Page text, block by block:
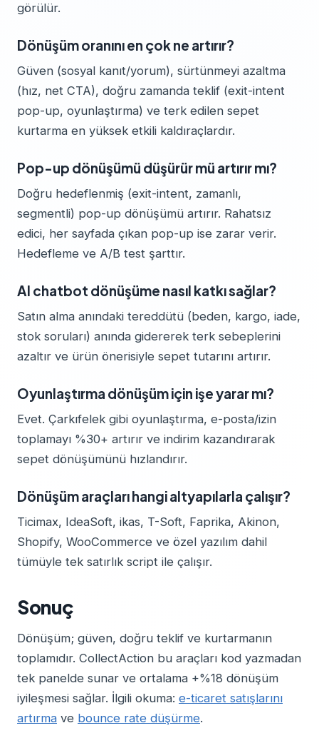
görülür.
Dönüşüm oranını en çok ne artırır?
Güven (sosyal kanıt/yorum), sürtünmeyi azaltma
(hız, net CTA), doğru zamanda teklif (exit-intent
pop-up, oyunlaştırma) ve terk edilen sepet
kurtarma en yüksek etkili kaldıraçlardır.
Pop-up dönüşümü düşürür mü artırır mı?
Doğru hedeflenmiş (exit-intent, zamanlı,
segmentli) pop-up dönüşümü artırır. Rahatsız
edici, her sayfada çıkan pop-up ise zarar verir.
Hedefleme ve A/B test şarttır.
AI chatbot dönüşüme nasıl katkı sağlar?
Satın alma anındaki tereddütü (beden, kargo, iade,
stok soruları) anında gidererek terk sebeplerini
azaltır ve ürün önerisiyle sepet tutarını artırır.
Oyunlaştırma dönüşüm için işe yarar mı?
Evet. Çarkıfelek gibi oyunlaştırma, e-posta/izin
toplamayı %30+ artırır ve indirim kazandırarak
sepet dönüşümünü hızlandırır.
Dönüşüm araçları hangi altyapılarla çalışır?
Ticimax, IdeaSoft, ikas, T-Soft, Faprika, Akinon,
Shopify, WooCommerce ve özel yazılım dahil
tümüyle tek satırlık script ile çalışır.
Sonuç
Dönüşüm; güven, doğru teklif ve kurtarmanın
toplamıdır. CollectAction bu araçları kod yazmadan
tek panelde sunar ve ortalama +%18 dönüşüm
iyileşmesi sağlar. İlgili okuma: e-ticaret satışlarını
artırma ve bounce rate düşürme.